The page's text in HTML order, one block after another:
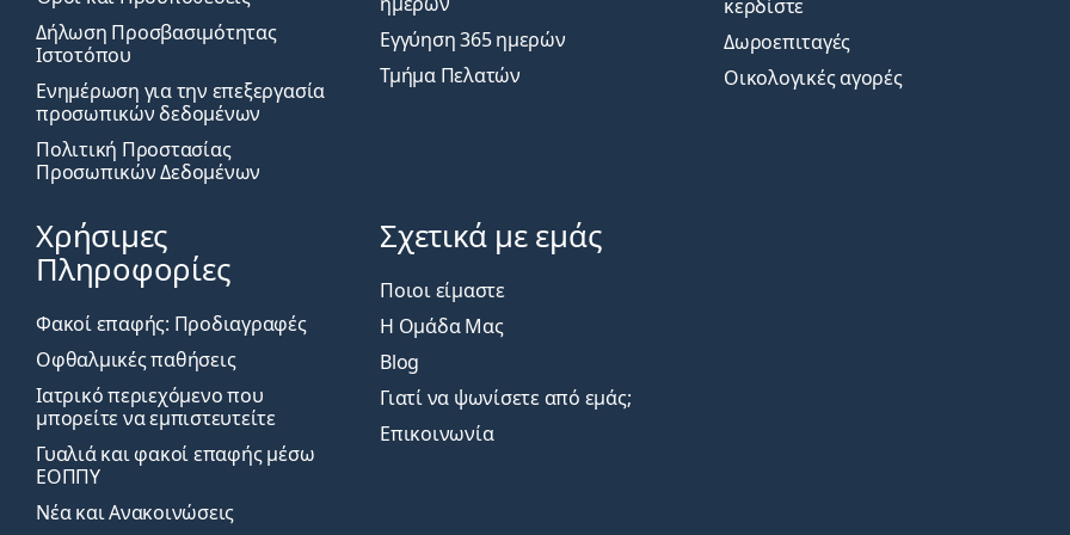
Δήλωση Προσβασιμότητας
Ιστοτόπου
Ενημέρωση για την επεξεργασία
προσωπικών δεδομένων
Πολιτική Προστασίας
Προσωπικών Δεδομένων
Εγγύηση 365 ημερών
Τμήμα Πελατών
κερδίστε
Δωροεπιταγές
Οικολογικές αγορές
Χρήσιμες
Πληροφορίες
Φακοί επαφής: Προδιαγραφές
Οφθαλμικές παθήσεις
Ιατρικό περιεχόμενο που
μπορείτε να εμπιστευτείτε
Γυαλιά και φακοί επαφής μέσω
ΕΟΠΠΥ
Νέα και Ανακοινώσεις
Σχετικά με εμάς
Ποιοι είμαστε
Η Ομάδα Μας
Blog
Γιατί να ψωνίσετε από εμάς;
Επικοινωνία